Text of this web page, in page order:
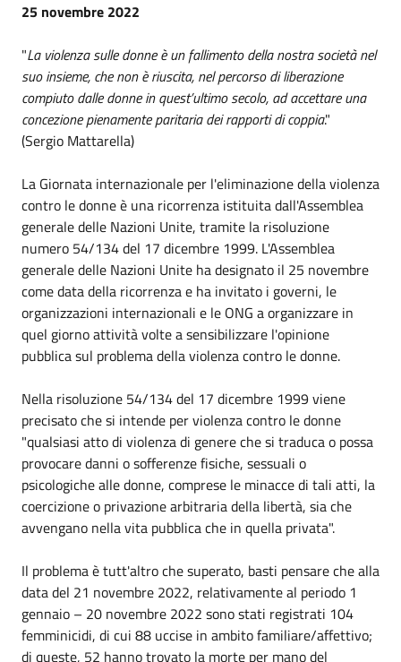
25 novembre 2022
"La violenza sulle donne è un fallimento della nostra società nel
suo insieme, che non è riuscita, nel percorso di liberazione
compiuto dalle donne in quest’ultimo secolo, ad accettare una
concezione pienamente paritaria dei rapporti di coppia."
(Sergio Mattarella)
La Giornata internazionale per l'eliminazione della violenza
contro le donne è una ricorrenza istituita dall'Assemblea
generale delle Nazioni Unite, tramite la risoluzione
numero 54/134 del 17 dicembre 1999. L'Assemblea
generale delle Nazioni Unite ha designato il 25 novembre
come data della ricorrenza e ha invitato i governi, le
organizzazioni internazionali e le ONG a organizzare in
quel giorno attività volte a sensibilizzare l'opinione
pubblica sul problema della violenza contro le donne.
Nella risoluzione 54/134 del 17 dicembre 1999 viene
precisato che si intende per violenza contro le donne
"qualsiasi atto di violenza di genere che si traduca o possa
provocare danni o sofferenze fisiche, sessuali o
psicologiche alle donne, comprese le minacce di tali atti, la
coercizione o privazione arbitraria della libertà, sia che
avvengano nella vita pubblica che in quella privata".
Il problema è tutt'altro che superato, basti pensare che alla
data del 21 novembre 2022, relativamente al periodo 1
gennaio – 20 novembre 2022 sono stati registrati 104
femminicidi, di cui 88 uccise in ambito familiare/affettivo;
di queste, 52 hanno trovato la morte per mano del